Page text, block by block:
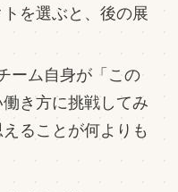
を選ぶと、後の展
ーム自身が「この
き方に挑戦してみ
ることが何よりも